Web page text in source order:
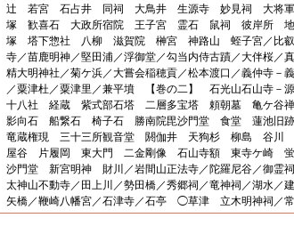
辻 若宮 石占井 同祠 大鳥井 生源寺 妙見祠 大将軍
塚 歓喜石 大政所宿院 王子宮 霊石 鼠祠 彼岸所
塚 塔下惣社 八柳 滋賀院 榊宮 神路山 蛭子宮／比叡山
寺／苗鹿明神／堅田浦／浮御堂／勾当内侍古蹟／大伴桜／
精大明神社／菊ケ浜／大嘗会稲穂貢／松本渡口／義仲寺
／粟津杜／粟津里／兼平墳 【巻の二】 石光山石山寺
十八社 経蔵 紫式部石塔 二層多宝塔 頼朝墓 亀ケ
影向石 船繋石 椅子石 勝南院毘沙門堂 食堂 蓮池旧
竜蔵権現 三十三所観音堂 閼伽井 天狗杉 柳島 谷
屋谷 片履岡 東大門 二金剛像 石山寺額 東寺ケ崎
沙門堂 新宮明神 財川／岩間山正法寺／陀羅尼谷／御霊
太神山不動寺／田上川／勢田橋／秀郷祠／竜神祠／湖水／
矢橋／鞭崎八幡宮／石津寺／石亭 ◯草津 立木明神祠／常